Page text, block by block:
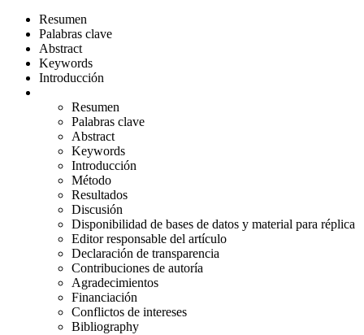
Resumen
Palabras clave
Abstract
Keywords
Introducción
Resumen
Palabras clave
Abstract
Keywords
Introducción
Método
Resultados
Discusión
Disponibilidad de bases de datos y material para réplica
Editor responsable del artículo
Declaración de transparencia
Contribuciones de autoría
Agradecimientos
Financiación
Conflictos de intereses
Bibliography